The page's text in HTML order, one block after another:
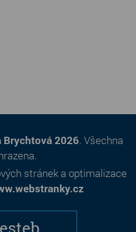
Brychtová 2026. Všechna
stráneka optimalizace